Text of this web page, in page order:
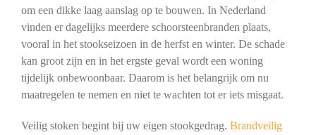
om een dikke laag aanslag op te bouwen. In Nederland
vinden er dagelijks meerdere schoorsteenbranden plaats,
vooral in het stookseizoen in de herfst en winter. De schade
kan groot zijn en in het ergste geval wordt een woning
tijdelijk onbewoonbaar. Daarom is het belangrijk om nu
maatregelen te nemen en niet te wachten tot er iets misgaat.
Veilig stoken begint bij uw eigen stookgedrag. Brandveilig